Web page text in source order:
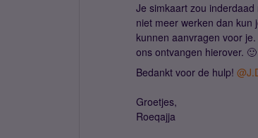
Je simkaart zou
niet meer werken dan kun
kunnen aanvragen voor
ons ontvangen hierover. 🙂
Bedankt voor de hulp!
Groetjes,
Roeqajja